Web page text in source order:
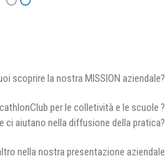
scoprire la nostra MISSION aziendale?
per le colletività e le scuole ?
ci aiutano nella diffusione della pratica?
nella nostra presentazione aziendale